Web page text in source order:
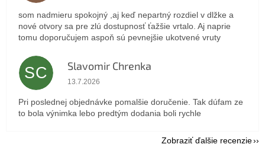
som nadmieru spokojný ,aj keď nepartný rozdiel v dlžke a
nové otvory sa pre zlú dostupnosť ťažšie vrtalo. Aj naprie
tomu doporučujem aspoň sú pevnejšie ukotvené vruty
SC Slavomir Chrenka
Hodnotenie obchodu je 5 z 5 hviezdičiek.
13.7.2026
Pri poslednej objednávke pomalšie doručenie. Tak dúfam ze
to bola výnimka lebo predtým dodania boli rychle
Zobraziť ďalšie recenzie